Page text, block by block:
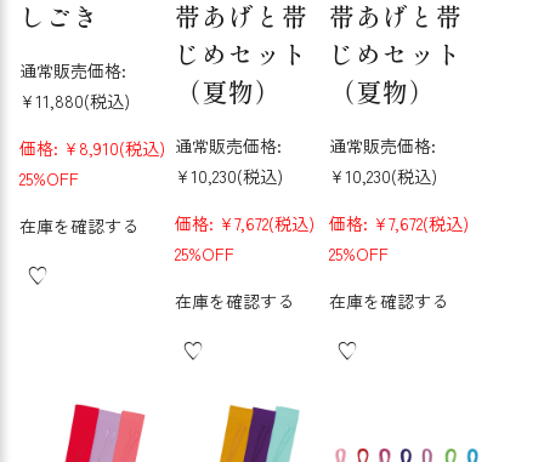
しごき
通常販売価格:
¥11,880(税込)
価格: ¥8,910(税込)
25%OFF
在庫を確認する
帯あげと帯
じめセット
（夏物）
通常販売価格:
¥10,230(税込)
価格: ¥7,672(税込)
25%OFF
在庫を確認する
帯あげと帯
じめセット
（夏物）
通常販売価格:
¥10,230(税込)
価格: ¥7,672(税込)
25%OFF
在庫を確認する